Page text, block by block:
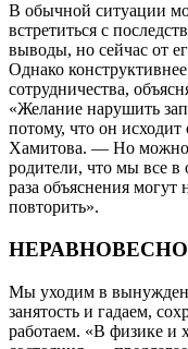
В обычной ситуации
встретиться с
выводы, но сейчас от
Однако
сотрудничества,
«Желание нарушить
потому, что он
Хамитова. — Но можно
родители, что мы все в
раза объяснения могут
повторить».
Мы уходим в
занятость и гадаем,
работаем. «В физике и